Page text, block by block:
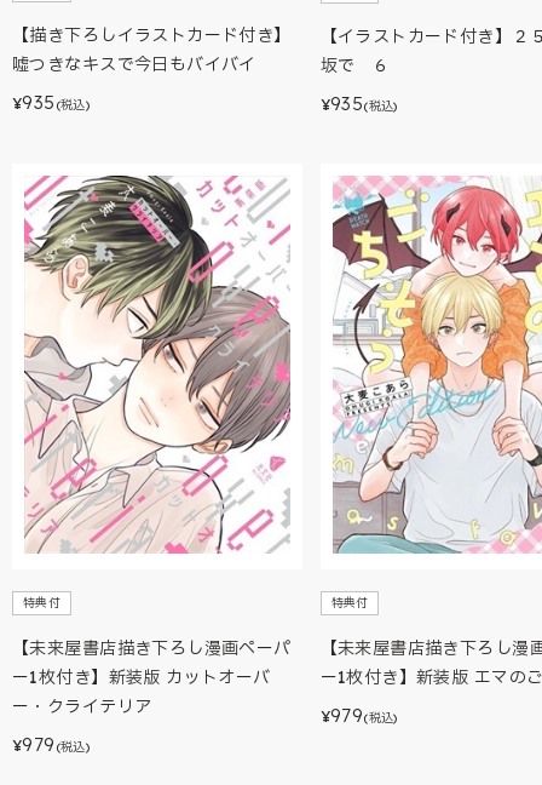
【描き下ろしイラストカード付き】
嘘つきなキスで今日もバイバイ
¥935 (税込)
【イラストカード付き】２
坂で ６
¥935(税込)
特典付
【未来屋書店描き下ろし漫画ペーパ
ー1枚付き】新装版 カットオーバ
ー・クライテリア
¥979 (税込)
特典付
【未来屋書店描き下ろし漫
ー1枚付き】新装版 エマの
¥979(税込)